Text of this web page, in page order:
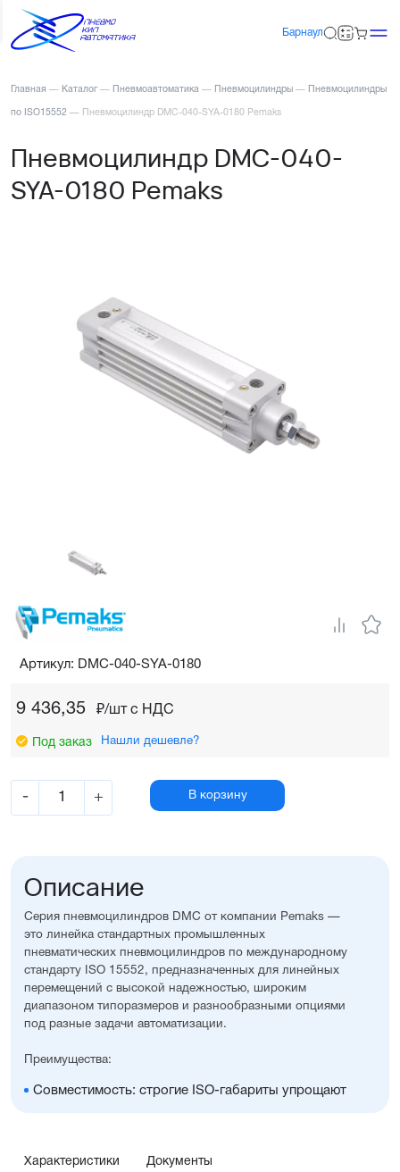
Барнаул
Главная — Каталог — Пневмоавтоматика — Пневмоцилиндры — Пневмоцилиндры
по ISO15552 — Пневмоцилиндр DMC-040-SYA-0180 Pemaks
Пневмоцилиндр DMC-040-
SYA-0180 Pemaks
9 436,35 ₽/шт c НДС
Под заказ Нашли дешевле?
- + В корзину
Артикул: DMC-040-SYA-0180
Описание
Серия пневмоцилиндров DMC от компании Pemaks —
это линейка стандартных промышленных
пневматических пневмоцилиндров по международному
стандарту ISO 15552, предназначенных для линейных
перемещений с высокой надежностью, широким
диапазоном типоразмеров и разнообразными опциями
под разные задачи автоматизации.
Преимущества:
Совместимость: строгие ISO-габариты упрощают
возможность изготовления с нестандартными
Характеристики Документы